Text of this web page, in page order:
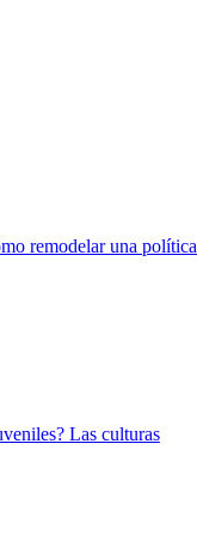
remodelar una política
Las culturas